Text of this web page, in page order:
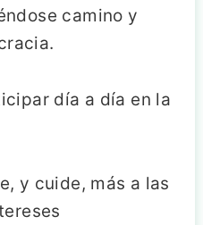
camino y
día a día en la
y cuide, más a las